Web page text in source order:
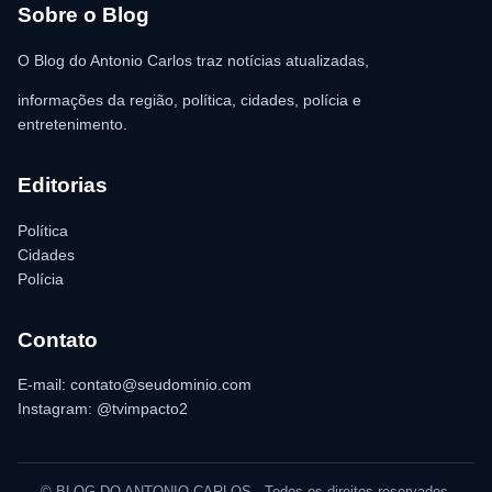
para as providências legais.
Sobre o Blog
O Blog do Antonio Carlos traz notícias atualizadas,
informações da região, política, cidades, polícia e
entretenimento.
Editorias
Política
Cidades
Polícia
Contato
E-mail: contato@seudominio.com
Instagram: @tvimpacto2